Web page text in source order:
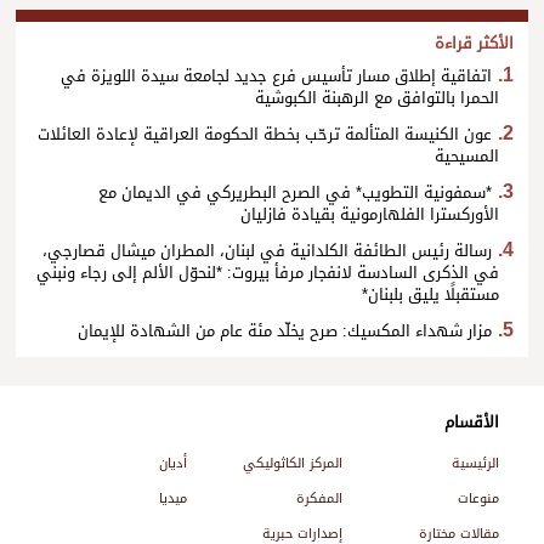
الأكثر قراءة
اتفاقية إطلاق مسار تأسيس فرع جديد لجامعة سيدة اللويزة في
الحمرا بالتوافق مع الرهبنة الكبوشية
عون الكنيسة المتألمة ترحّب بخطة الحكومة العراقية لإعادة العائلات
المسيحية
*سمفونية التطويب* في الصرح البطريركي في الديمان مع
الأوركسترا الفلهارمونية بقيادة فازليان
رسالة رئيس الطائفة الكلدانية في لبنان، المطران ميشال قصارجي،
في الذكرى السادسة لانفجار مرفأ بيروت: *لنحوّل الألم إلى رجاء ونبني
مستقبلًا يليق بلبنان*
مزار شهداء المكسيك: صرح يخلّد مئة عام من الشهادة للإيمان
الأقسام
الرئيسية المركز الكاثوليكي
أديان
منوعات
المفكرة
ميديا
مقالات مختارة
إصدارات حبرية